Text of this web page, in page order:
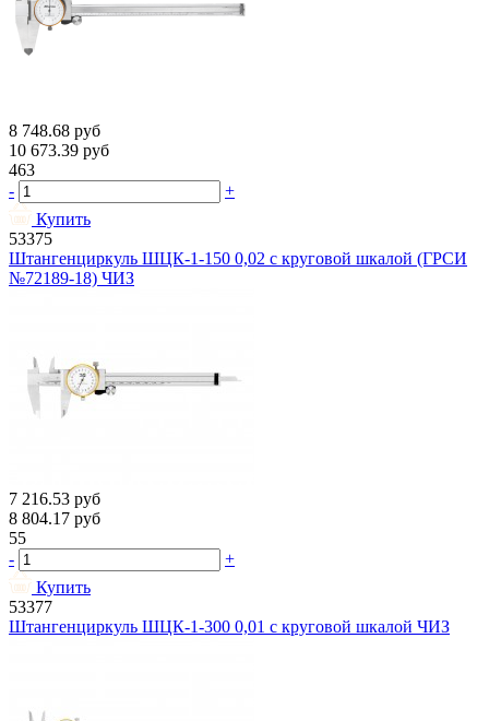
8 748.68 руб
10 673.39 руб
463
-
+
Купить
53375
Штангенциркуль ШЦК-1-150 0,02 с круговой шкалой (ГРСИ
№72189-18) ЧИЗ
7 216.53 руб
8 804.17 руб
55
-
+
Купить
53377
Штангенциркуль ШЦК-1-300 0,01 с круговой шкалой ЧИЗ